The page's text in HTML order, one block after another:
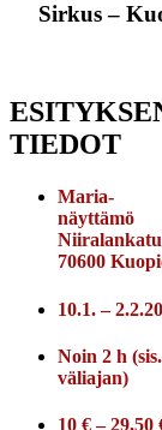
Sirkus –
TIEDOT
Maria-
näyttämö
70600
10.1. –
Noin 2 h (sis.
väliajan)
10 € – 29,50